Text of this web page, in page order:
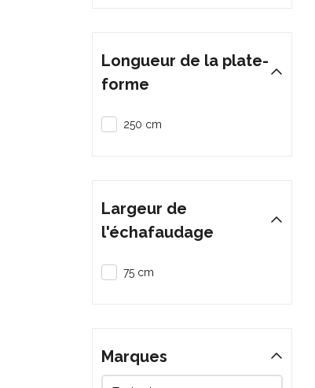
Longueur de la plate-
forme
250 cm
Largeur de
l'échafaudage
75 cm
Marques